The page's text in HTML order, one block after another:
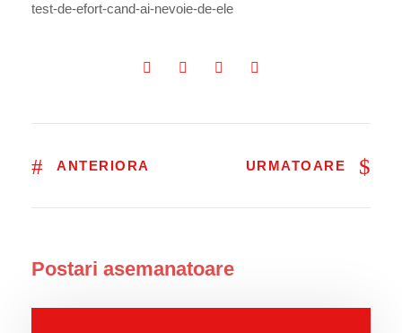
test-de-efort-cand-ai-nevoie-de-ele
ANTERIORA URMATOARE
Postari asemanatoare